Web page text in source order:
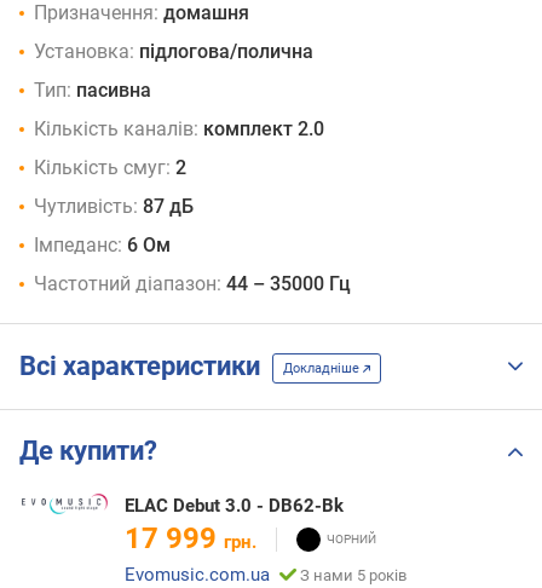
Призначення: домашня
Установка: підлогова/полична
Тип: пасивна
Кількість каналів: комплект 2.0
Кількість смуг: 2
Чутливість: 87 дБ
Імпеданс: 6 Ом
Частотний діапазон: 44 – 35000 Гц
Всі характеристики Докладніше
Де купити?
ELAC Debut 3.0 - DB62-Bk
17 999 грн.
Evomusic.com.ua
З нами 5 років